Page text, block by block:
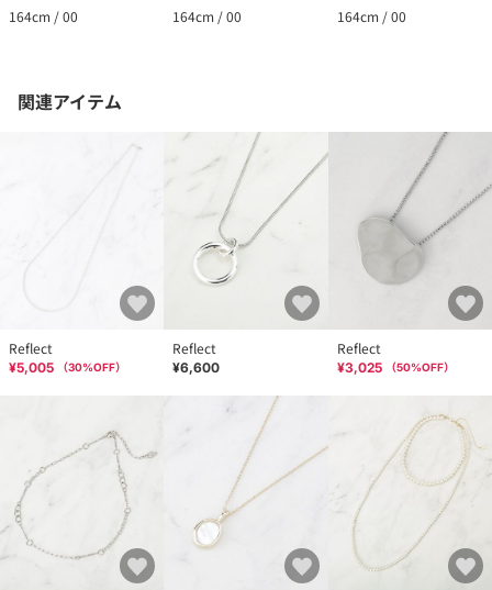
164cm / 00 164cm / 00 164cm / 00
関連アイテム
Reflect
¥5,005 （30%OFF）
Reflect
¥6,600
Reflect
¥3,025 （50%OFF）